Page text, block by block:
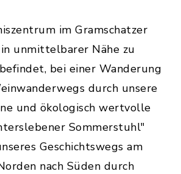
im Gramschatzer
unmittelbarer Nähe zu
bei einer Wanderung
durch unsere
und ökologisch wertvolle
Sommerstuhl"
Geschichtswegs am
nach Süden durch